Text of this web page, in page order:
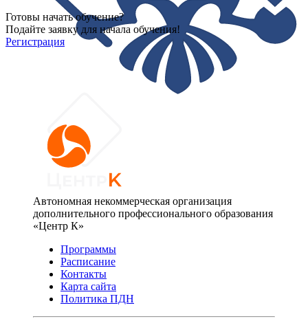
Готовы начать обучение?
Подайте заявку для начала обучения!
Регистрация
Автономная некоммерческая организация
дополнительного профессионального образования
«Центр К»
Программы
Расписание
Контакты
Карта сайта
Политика ПДН